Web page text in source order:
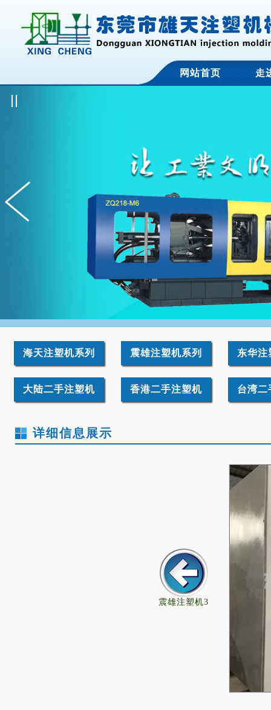
网站首页 走
海天注塑机系列 震雄注塑机系列 东华注
大陆二手注塑机 香港二手注塑机 台湾二
详细信息展示
震雄注塑机3